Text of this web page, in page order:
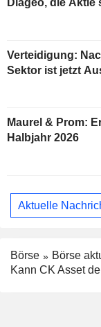
Verteidigung:
Sektor ist jetzt
Maurel & Prom:
Halbjahr 2026
Aktuelle
Börse
Börse
Kann CK Asset